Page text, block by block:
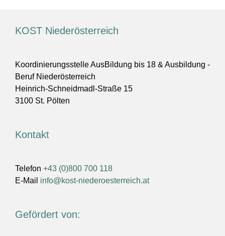
KOST Niederösterreich
Koordinierungsstelle AusBildung bis 18 & Ausbildung -
Beruf Niederösterreich
Heinrich-Schneidmadl-Straße 15
3100 St. Pölten
Kontakt
Telefon +43 (0)800 700 118
E-Mail info@kost-niederoesterreich.at
Gefördert von: